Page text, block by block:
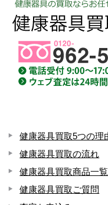
健康器具買取5つの理
健康器具買取の流れ
健康器具買取商品一覧
健康器具買取ご質問